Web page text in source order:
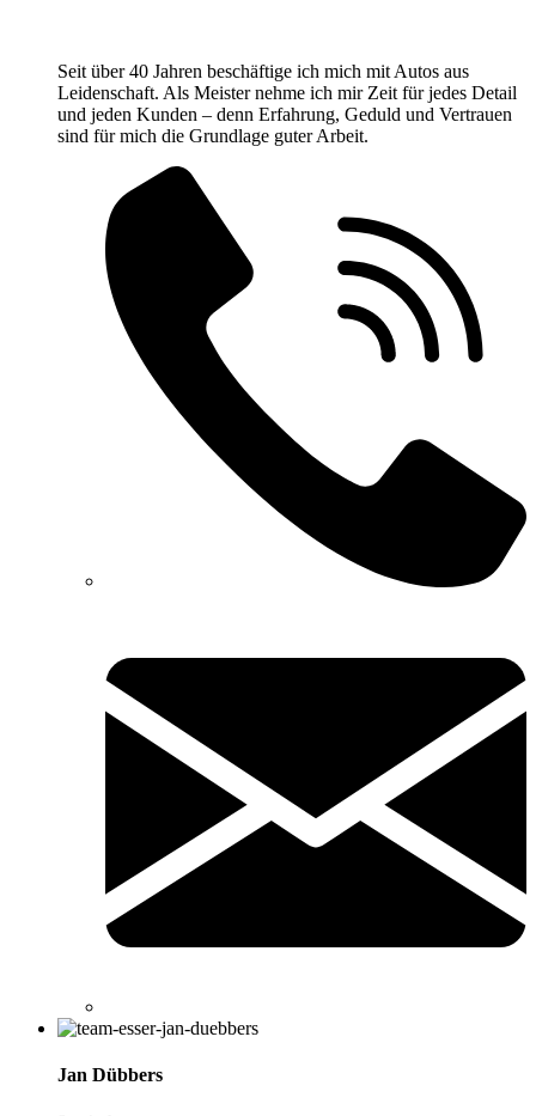
Seit über 40 Jahren beschäftige ich mich mit Autos aus
Leidenschaft. Als Meister nehme ich mir Zeit für jedes Detail
und jeden Kunden – denn Erfahrung, Geduld und Vertrauen
sind für mich die Grundlage guter Arbeit.
Jan Dübbers